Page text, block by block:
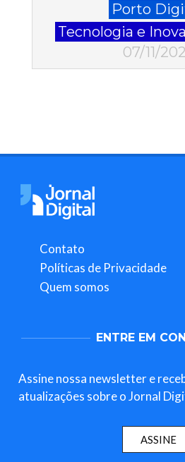
Porto
Tecnologia e
07/11/
Contato
Políticas de Privacidade
Quem somos
ENTRE EM
Assine nossa newsletter e
atualizações sobre o Jornal
ASSINE